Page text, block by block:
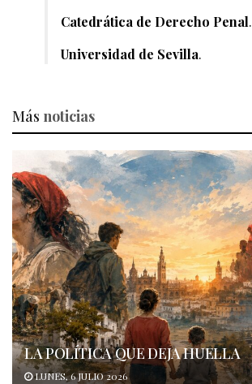
Catedrática de Derecho Penal.
Universidad de Sevilla.
Más noticias
LA POLÍTICA QUE DEJA HUELLA
LUNES, 6 JULIO 2026